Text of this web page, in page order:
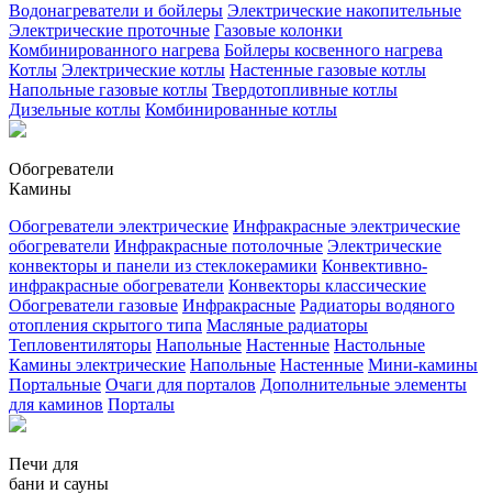
Водонагреватели и бойлеры Электрические накопительные
Электрические проточные Газовые колонки
Комбинированного нагрева Бойлеры косвенного нагрева
Котлы Электрические котлы Настенные газовые котлы
Напольные газовые котлы Твердотопливные котлы
Дизельные котлы Комбинированные котлы
Обогреватели
Камины
Обогреватели электрические Инфракрасные электрические
обогреватели Инфракрасные потолочные Электрические
конвекторы и панели из стеклокерамики Конвективно-
инфракрасные обогреватели Конвекторы классические
Обогреватели газовые Инфракрасные Радиаторы водяного
отопления скрытого типа Масляные радиаторы
Тепловентиляторы Напольные Настенные Настольные
Камины электрические Напольные Настенные Мини-камины
Портальные Очаги для порталов Дополнительные элементы
для каминов Порталы
Печи для
бани и сауны